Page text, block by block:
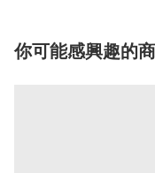
你可能感興趣的